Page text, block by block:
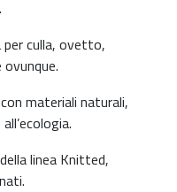
culla, ovetto,
materiali naturali,
linea Knitted,